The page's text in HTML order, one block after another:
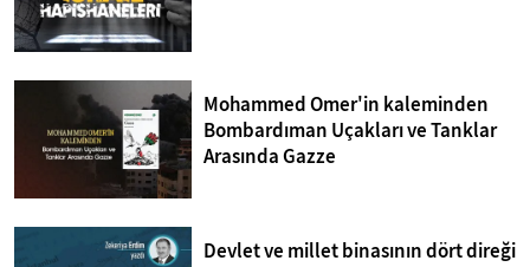
Mohammed Omer'in kaleminden
Bombardıman Uçakları ve Tanklar
Arasında Gazze
Devlet ve millet binasının dört direği